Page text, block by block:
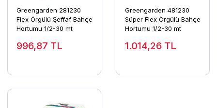
Greengarden 281230
Flex Örgülü Şeffaf Bahçe
Hortumu 1/2-30 mt
996,87 TL
Greengarden 481230
Süper Flex Örgülü Bahçe
Hortumu 1/2-30 mt
1.014,26 TL